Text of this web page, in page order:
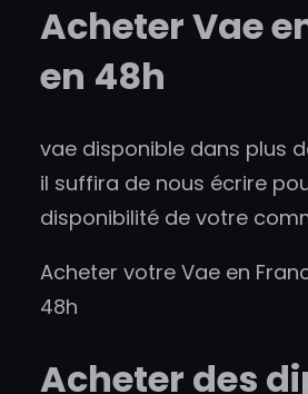
Acheter Vae
en 48h
vae disponible dans plus
il suffira de nous écrire
disponibilité de votre
Acheter votre Vae en
48h
Acheter des